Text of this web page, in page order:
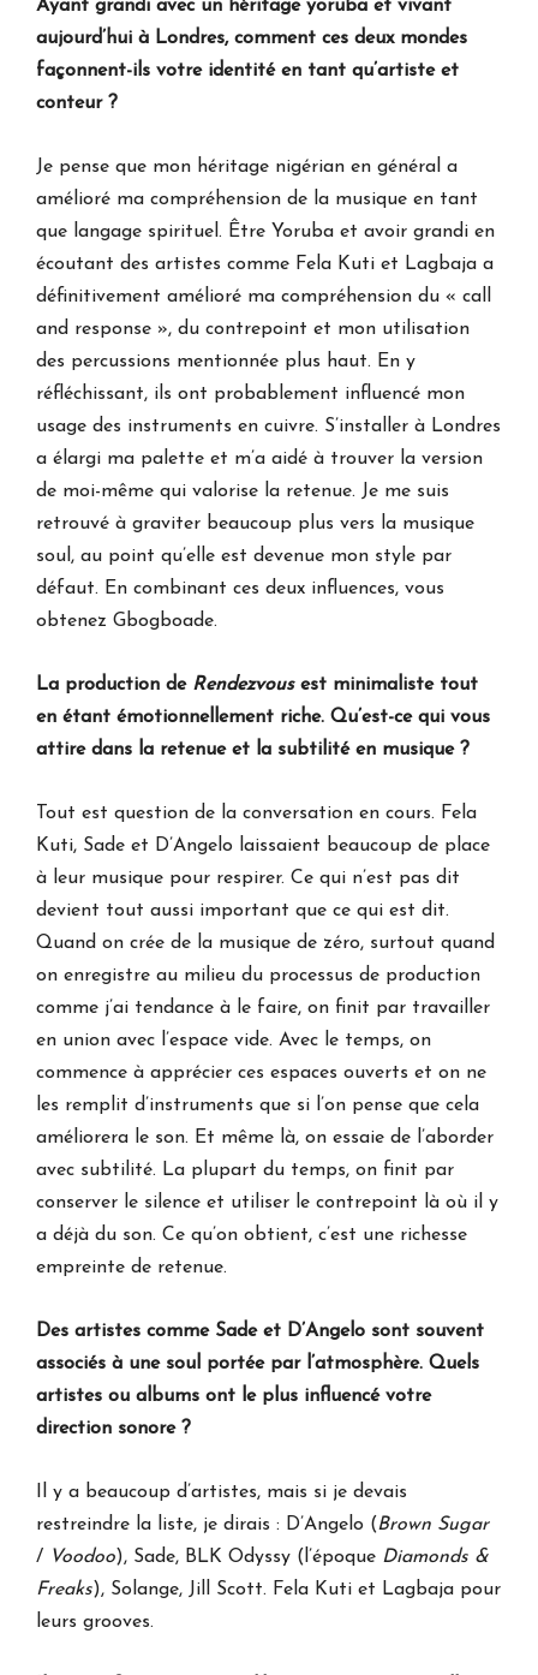
Ayant grandi avec un héritage yoruba et vivant
aujourd’hui à Londres, comment ces deux mondes
façonnent-ils votre identité en tant qu’artiste et
conteur ?
Je pense que mon héritage nigérian en général a
amélioré ma compréhension de la musique en tant
que langage spirituel. Être Yoruba et avoir grandi en
écoutant des artistes comme Fela Kuti et Lagbaja a
définitivement amélioré ma compréhension du « call
and response », du contrepoint et mon utilisation
des percussions mentionnée plus haut. En y
réfléchissant, ils ont probablement influencé mon
usage des instruments en cuivre. S’installer à Londres
a élargi ma palette et m’a aidé à trouver la version
de moi-même qui valorise la retenue. Je me suis
retrouvé à graviter beaucoup plus vers la musique
soul, au point qu’elle est devenue mon style par
défaut. En combinant ces deux influences, vous
obtenez Gbogboade.
La production de Rendezvousest minimaliste tout
en étant émotionnellement riche. Qu’est-ce qui vous
attire dans la retenue et la subtilité en musique ?
Tout est question de la conversation en cours. Fela
Kuti, Sade et D’Angelo laissaient beaucoup de place
à leur musique pour respirer. Ce qui n’est pas dit
devient tout aussi important que ce qui est dit.
Quand on crée de la musique de zéro, surtout quand
on enregistre au milieu du processus de production
comme j’ai tendance à le faire, on finit par travailler
en union avec l’espace vide. Avec le temps, on
commence à apprécier ces espaces ouverts et on ne
les remplit d’instruments que si l’on pense que cela
améliorera le son. Et même là, on essaie de l’aborder
avec subtilité. La plupart du temps, on finit par
conserver le silence et utiliser le contrepoint là où il y
a déjà du son. Ce qu’on obtient, c’est une richesse
empreinte de retenue.
Des artistes comme Sade et D’Angelo sont souvent
associés à une soul portée par l’atmosphère. Quels
artistes ou albums ont le plus influencé votre
direction sonore ?
Il y a beaucoup d’artistes, mais si je devais
restreindre la liste, je dirais : D’Angelo (Brown Sugar
/ Voodoo), Sade, BLK Odyssy (l’époque Diamonds &
Freaks), Solange, Jill Scott. Fela Kuti et Lagbaja pour
leurs grooves.